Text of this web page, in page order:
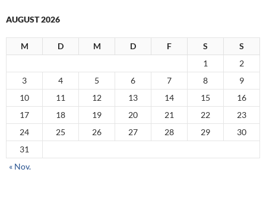
AUGUST 2026
M D M D F S
S
1
2
3
4 5 6 7 8
9
10
11 12 13 14 15
16
17
18 19 20 21 22
23
24
25 26 27 28 29
30
31
« Nov.